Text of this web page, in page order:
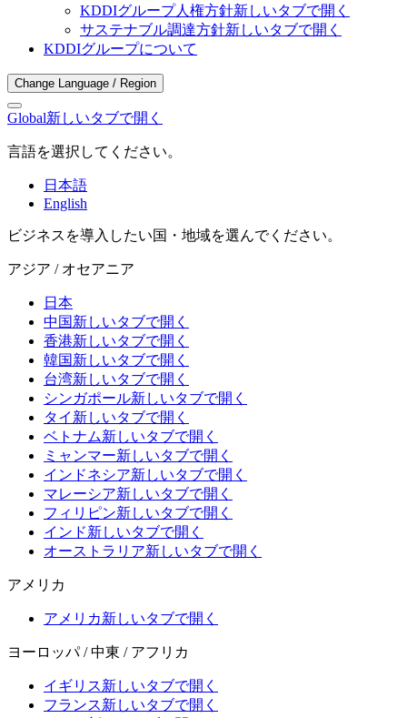
KDDIグループ人権方針新しいタブで開く
サステナブル調達方針新しいタブで開く
KDDIグループについて
Change Language / Region
Global新しいタブで開く
言語を選択してください。
日本語
English
ビジネスを導入したい国・地域を選んでください。
アジア / オセアニア
日本
中国新しいタブで開く
香港新しいタブで開く
韓国新しいタブで開く
台湾新しいタブで開く
シンガポール新しいタブで開く
タイ 新しいタブで開く
ベトナム新しいタブで開く
ミャンマー新しいタブで開く
インドネシア新しいタブで開く
マレーシア新しいタブで開く
フィリピン新しいタブで開く
インド新しいタブで開く
オーストラリア新しいタブで開く
アメリカ
アメリカ新しいタブで開く
ヨーロッパ / 中東 / アフリカ
イギリス新しいタブで開く
フランス新しいタブで開く